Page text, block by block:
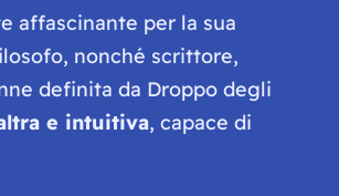
affascinante per la sua
nonché scrittore,
definita da Droppo degli
e intuitiva, capace di